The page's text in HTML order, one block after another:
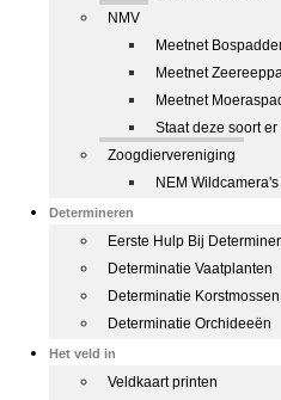
NMV
Meetnet
Meetnet
Meetnet
Staat deze soort
Zoogdiervereniging
NEM Wildcamera's
Determineren
Eerste Hulp Bij
Determinatie Vaatplanten
Determinatie Korstmossen
Determinatie Orchideeën
Het veld in
Veldkaart printen